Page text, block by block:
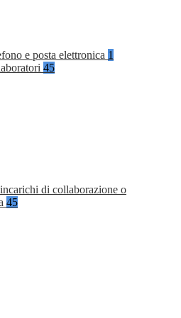
e posta elettronica 1
45
di collaborazione o
45